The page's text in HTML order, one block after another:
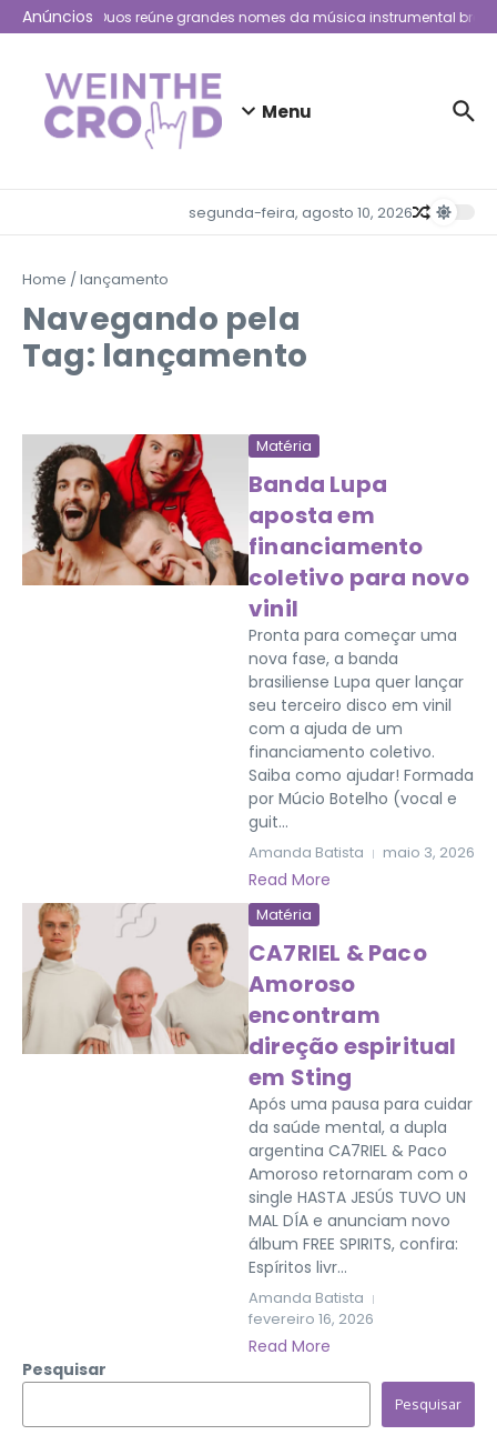
Ir para o conteúdo
Anúncios
Acaso Duos reúne grandes nomes da música instrumental
Menu
segunda-feira, agosto 10, 2026
Home /lançamento
Navegando pela
Tag: lançamento
Matéria
Banda Lupa
aposta em
financiamento
coletivo para novo
vinil
Pronta para começar uma
nova fase, a banda
brasiliense Lupa quer lançar
seu terceiro disco em vinil
com a ajuda de um
financiamento coletivo.
Saiba como ajudar! Formada
por Múcio Botelho (vocal e
guit...
Amanda Batista maio 3, 2026
Read More
Matéria
CA7RIEL & Paco
Amoroso
encontram
direção espiritual
em Sting
Após uma pausa para cuidar
da saúde mental, a dupla
argentina CA7RIEL & Paco
Amoroso retornaram com o
single HASTA JESÚS TUVO UN
MAL DÍA e anunciam novo
álbum FREE SPIRITS, confira:
Espíritos livr...
Amanda Batista
fevereiro 16, 2026
Read More
Pesquisar
Pesquisar